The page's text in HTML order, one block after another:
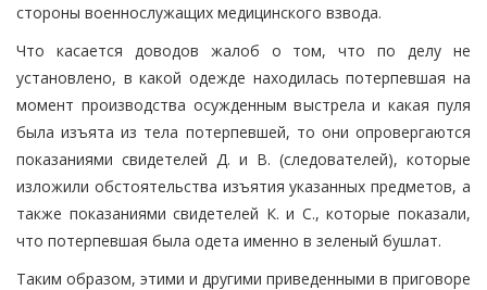
стороны военнослужащих медицинского взвода.
Что касается доводов жалоб о том, что по делу не
установлено, в какой одежде находилась потерпевшая на
момент производства осужденным выстрела и какая пуля
была изъята из тела потерпевшей, то они опровергаются
показаниями свидетелей Д. и В. (следователей), которые
изложили обстоятельства изъятия указанных предметов, а
также показаниями свидетелей К. и С., которые показали,
что потерпевшая была одета именно в зеленый бушлат.
Таким образом, этими и другими приведенными в приговоре